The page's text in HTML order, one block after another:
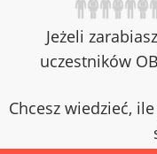
Jeżeli
uczestników
Chcesz wiedzieć,